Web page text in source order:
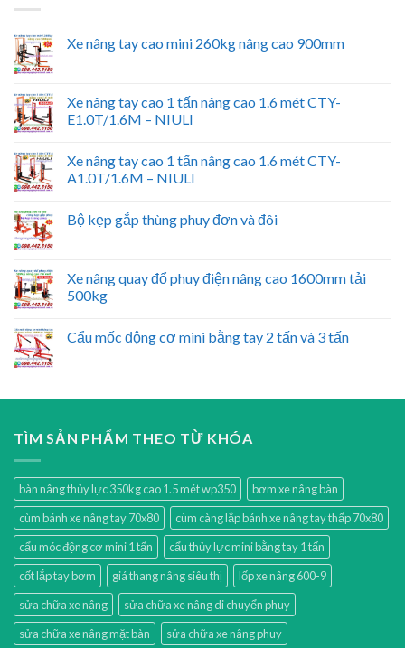
Xe nâng tay cao mini 260kg nâng cao 900mm
Xe nâng tay cao 1 tấn nâng cao 1.6 mét CTY-
E1.0T/1.6M – NIULI
Xe nâng tay cao 1 tấn nâng cao 1.6 mét CTY-
A1.0T/1.6M – NIULI
Bộ kẹp gắp thùng phuy đơn và đôi
Xe nâng quay đổ phuy điện nâng cao 1600mm tải
500kg
Cẩu mốc động cơ mini bằng tay 2 tấn và 3 tấn
TÌM SẢN PHẨM THEO TỪ KHÓA
bàn nâng thủy lực 350kg cao 1.5 mét wp350
bơm xe nâng bàn
cùm bánh xe nâng tay 70x80
cùm càng lắp bánh xe nâng tay thấp 70x80
cẩu móc động cơ mini 1 tấn
cẩu thủy lực mini bằng tay 1 tấn
cốt lắp tay bơm
giá thang nâng siêu thị
lốp xe nâng 600-9
sửa chữa xe nâng
sửa chữa xe nâng di chuyển phuy
sửa chữa xe nâng mặt bàn
sửa chữa xe nâng phuy